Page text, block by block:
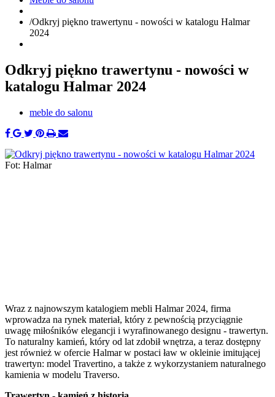
/Odkryj piękno trawertynu - nowości w katalogu Halmar
2024
Odkryj piękno trawertynu - nowości w
katalogu Halmar 2024
meble do salonu
Fot: Halmar
Wraz z najnowszym katalogiem mebli Halmar 2024, firma
wprowadza na rynek materiał, który z pewnością przyciągnie
uwagę miłośników elegancji i wyrafinowanego designu - trawertyn.
To naturalny kamień, który od lat zdobił wnętrza, a teraz dostępny
jest również w ofercie Halmar w postaci ław w okleinie imitującej
trawertyn: model Travertino, a także z wykorzystaniem naturalnego
kamienia w modelu Traverso.